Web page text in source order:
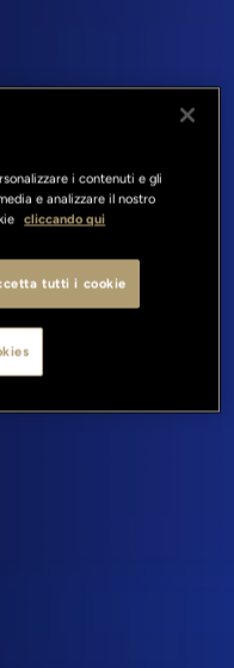
i contenuti e gli
e analizzare il nostro
cliccando qui
tutti i cookie